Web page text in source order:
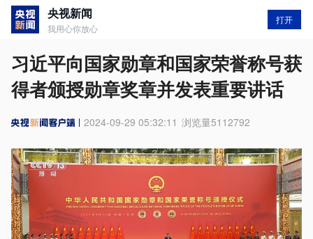
央视新闻
我用心你放心
打开
习近平向国家勋章和国家荣誉称号获
得者颁授勋章奖章并发表重要讲话
2024-09-29 05:32:11 浏览量5112792